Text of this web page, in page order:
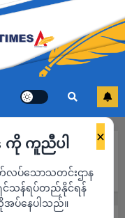
×
ကို ကူညီပါ
ပ်သောသတင်းဌာန
င်သန်ရပ်တည်နိုင်ရန်
နေပါသည်။